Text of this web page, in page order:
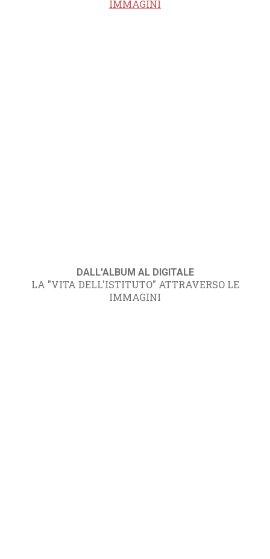
IMMAGINI
DALL'ALBUM AL DIGITALE
LA "VITA DELL'ISTITUTO" ATTRAVERSO LE
IMMAGINI